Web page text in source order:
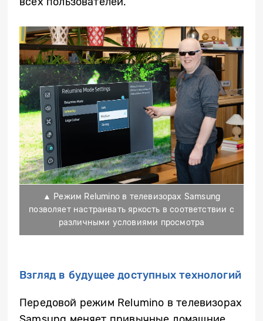
▲ Режим Relumino в телевизорах Samsung
позволяет настраивать яркость в соответствии с
различными условиями просмотра
Взгляд в будущее доступных технологий
Передовой режим Relumino в телевизорах